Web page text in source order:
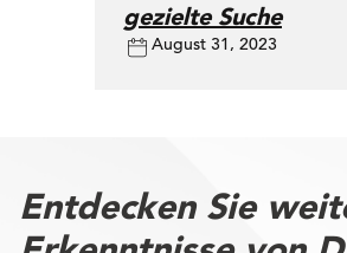
gezielte Suche
August 31, 2023
Entdecken Sie